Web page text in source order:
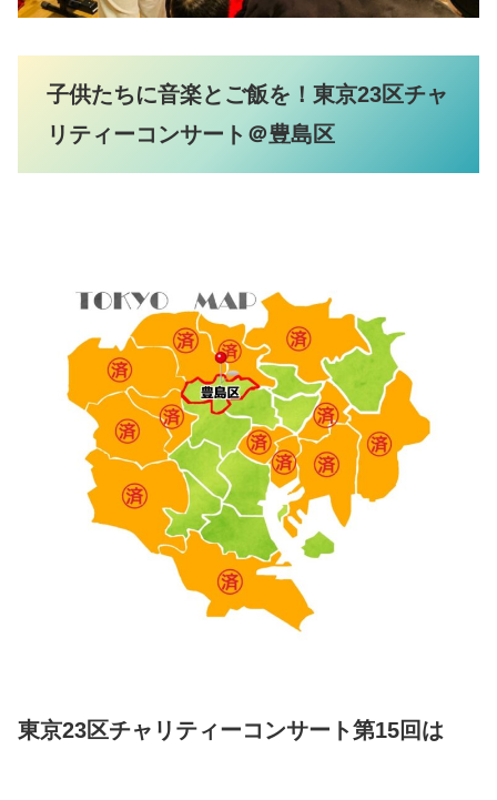
子供たちに音楽とご飯を！東京23区チャ
リティーコンサート＠豊島区
東京23区チャリティーコンサート第15回は